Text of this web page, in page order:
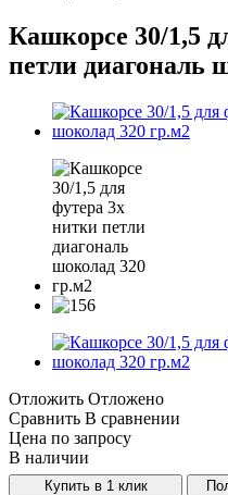
Кашкорсе 30/1,5
петли диагональ
Отложить Отложено
Сравнить В сравнении
Цена по запросу
В наличии
Купить в 1 клик